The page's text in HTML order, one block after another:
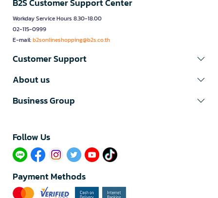
B2S Customer Support Center
Workday Service Hours 8.30-18.00
02-115-0999
E-mail:b2sonlineshopping@b2s.co.th
Customer Support
About us
Business Group
Follow Us​
Payment Methods